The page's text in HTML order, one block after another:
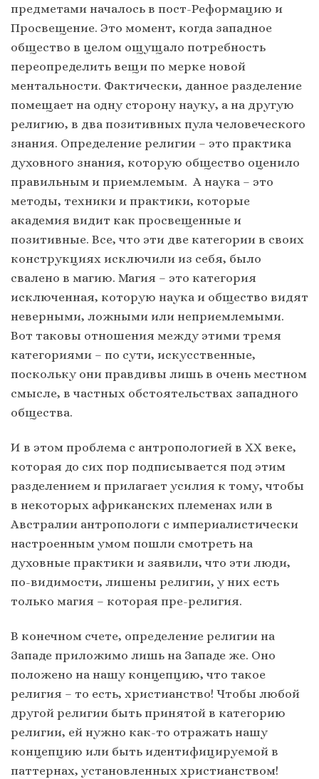
предметами началось в пост-Реформацию и
Просвещение. Это момент, когда западное
общество в целом ощущало потребность
переопределить вещи по мерке новой
ментальности. Фактически, данное разделение
помещает на одну сторону науку, а на другую
религию, в два позитивных пула человеческого
знания. Определение религии – это практика
духовного знания, которую общество оценило
правильным и приемлемым. А наука – это
методы, техники и практики, которые
академия видит как просвещенные и
позитивные. Все, что эти две категории в своих
конструкциях исключили из себя, было
свалено в магию. Магия – это категория
исключенная, которую наука и общество видят
неверными, ложными или неприемлемыми.
Вот таковы отношения между этими тремя
категориями – по сути, искусственные,
поскольку они правдивы лишь в очень местном
смысле, в частных обстоятельствах западного
общества.
И в этом проблема с антропологией в ХХ веке,
которая до сих пор подписывается под этим
разделением и прилагает усилия к тому, чтобы
в некоторых африканских племенах или в
Австралии антропологи с империалистически
настроенным умом пошли смотреть на
духовные практики и заявили, что эти люди,
по-видимости, лишены религии, у них есть
только магия – которая пре-религия.
В конечном счете, определение религии на
Западе приложимо лишь на Западе же. Оно
положено на нашу концепцию, что такое
религия – то есть, христианство! Чтобы любой
другой религии быть принятой в категорию
религии, ей нужно как-то отражать нашу
концепцию или быть идентифицируемой в
паттернах, установленных христианством!